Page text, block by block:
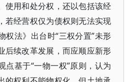
使用和处分权，还以包括该经
若经营权仅为债权则无法实现
权法》出台时“三权分置”未形
后续改革发展，而应顺应新形
点基于“一物一权”原则，认为